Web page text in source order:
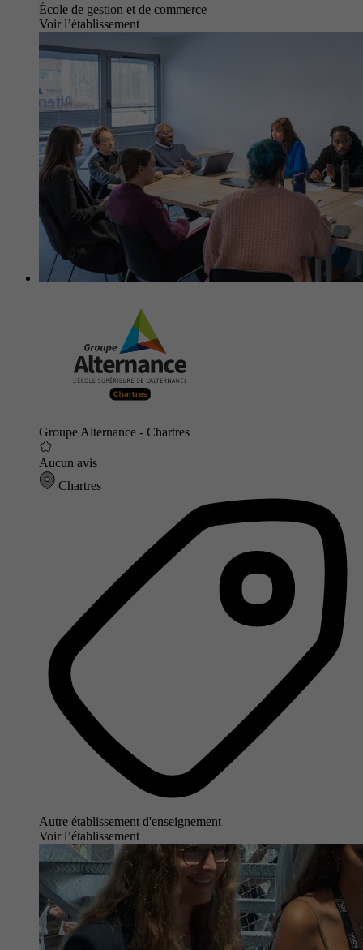
École de gestion et de commerce
Voir l’établissement
Groupe Alternance - Chartres
Aucun avis
Chartres
Autre établissement d'enseignement
Voir l’établissement